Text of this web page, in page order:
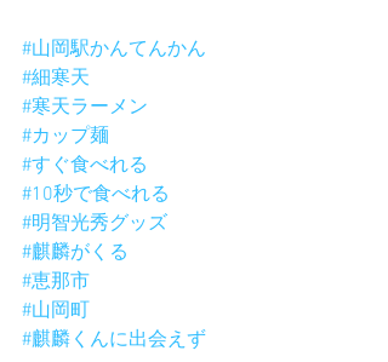
#山岡駅かんてんかん
#細寒天
#寒天ラーメン
#カップ麺
#すぐ食べれる
#10秒で食べれる
#明智光秀グッズ
#麒麟がくる
#恵那市
#山岡町
#麒麟くんに出会えず